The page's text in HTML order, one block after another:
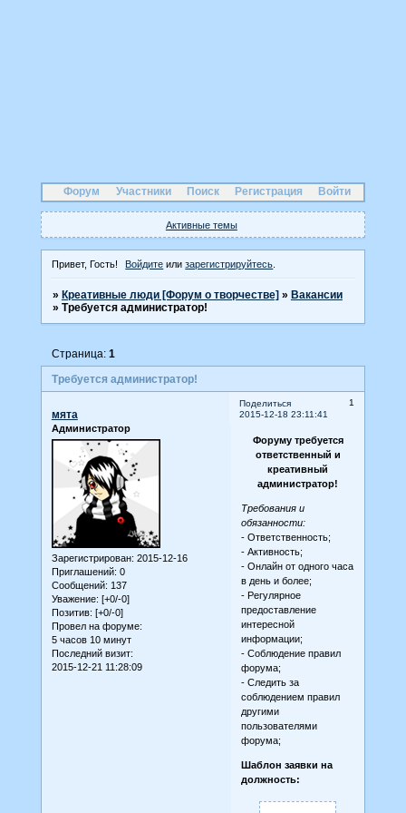
Форум Участники Поиск Регистрация Войти
Активные темы
Привет, Гость! Войдите илизарегистрируйтесь
» Креативные люди [Форум о творчестве] » Вакансии
» Требуется администратор!
Требуется администратор!
Страница: 1
Поделиться
1
2015-12-18 23:11:41
мята
Администратор
Зарегистрирован: 2015-12-16
Приглашений: 0
Сообщений: 137
Уважение: [+0/-0]
Позитив: [+0/-0]
Провел на форуме:
5 часов 10 минут
Последний визит:
2015-12-21 11:28:09
Форуму требуется
ответственный и
креативный
администратор!
Требования и
обязанности:
- Ответственность;
- Активность;
- Онлайн от одного часа
в день и более;
- Регулярное
предоставление
интересной
информации;
- Соблюдение правил
форума;
- Следить за
соблюдением правил
другими
пользователями
форума;
Шаблон заявки на
должность: